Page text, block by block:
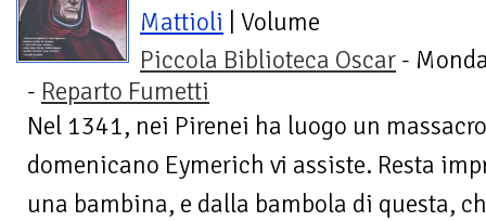
Mattioli | Volume
Piccola Biblioteca Oscar -
- Reparto Fumetti
Nel 1341, nei Pirenei ha luogo un
domenicano Eymerich vi assiste. Resta
una bambina, e dalla bambola di questa,